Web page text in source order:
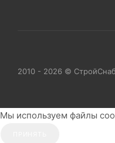
2010 - 2026 ©
Мы используем файлы